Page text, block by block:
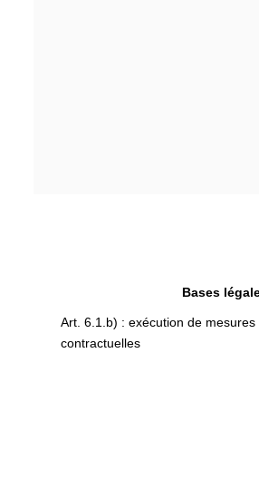
Bases
Art. 6.1.b) : exécution de
contractuelles